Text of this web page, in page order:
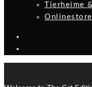
Tierheime